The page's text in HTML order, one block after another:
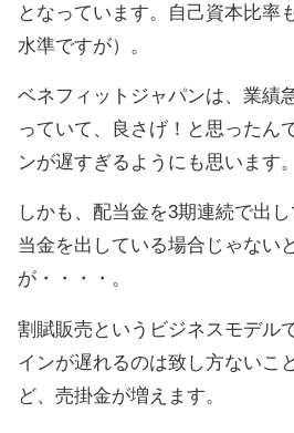
となっています。自己資本比率
水準ですが）。
ベネフィットジャパンは、業績
っていて、良さげ！と思ったん
ンが遅すぎるようにも思います。
しかも、配当金を3期連続で出
当金を出している場合じゃない
が・・・・。
割賦販売というビジネスモデル
インが遅れるのは致し方ないこ
ど、売掛金が増えます。